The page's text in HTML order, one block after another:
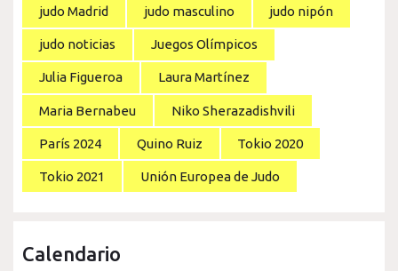
judo Madrid judo masculino judo nipón
judo noticias Juegos Olímpicos
Julia Figueroa Laura Martínez
Maria Bernabeu Niko Sherazadishvili
París 2024 Quino Ruiz Tokio 2020
Tokio 2021 Unión Europea de Judo
Calendario